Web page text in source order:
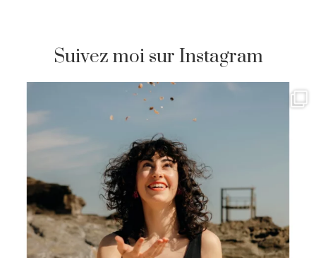
Suivez moi sur Instagram